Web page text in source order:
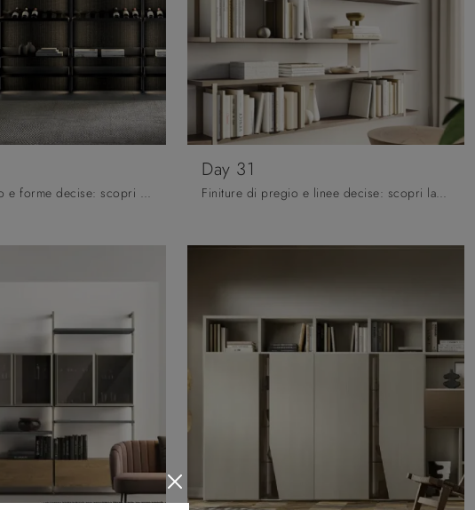
Materiali di pregio e forme decise: scopri la libreria Living Kali di Arredo3 tra le più belle Librerie moderne componibili.
Day 31
Finiture di pregio e linee decise: scopri la libreria Day 31 di Orme tra le più originali Librerie moderne sospese.